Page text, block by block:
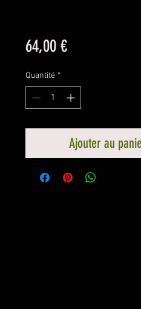
64,00 €Prix
Quantité *
Ajouter au